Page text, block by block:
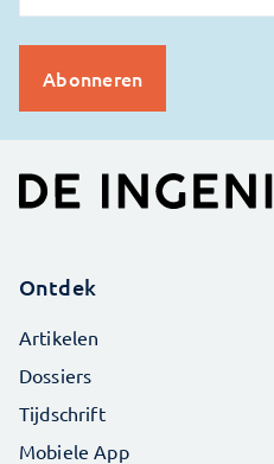
Ontdek
Artikelen
Dossiers
Tijdschrift
Mobiele App